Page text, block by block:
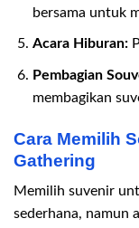
bersama untuk
Acara Hiburan:
Pembagian
membagikan
Cara Memilih
Gathering
Memilih suvenir
sederhana, namun